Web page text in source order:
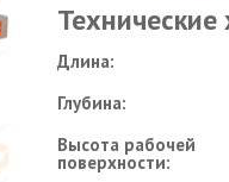
Технические
Длина:
Глубина:
Высота рабочей
поверхности: